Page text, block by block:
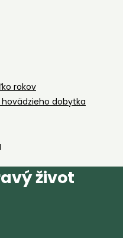
rokov
hovädzieho dobytka
život